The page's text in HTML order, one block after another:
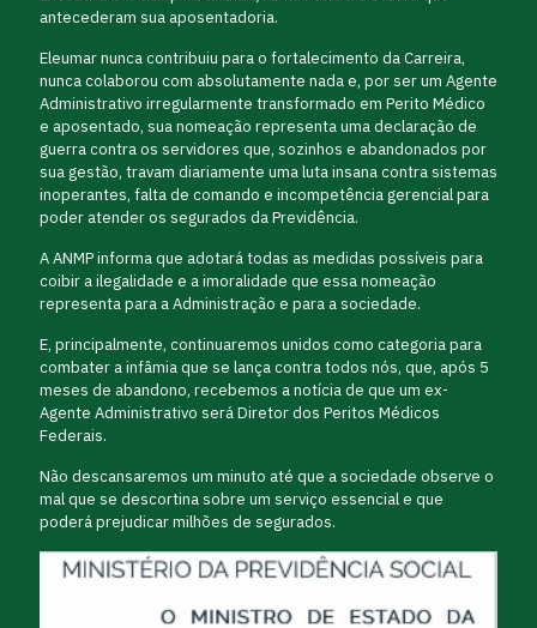
antecederam sua aposentadoria.
Eleumar nunca contribuiu para o fortalecimento da Carreira,
nunca colaborou com absolutamente nada e, por ser um Agente
Administrativo irregularmente transformado em Perito Médico
e aposentado, sua nomeação representa uma declaração de
guerra contra os servidores que, sozinhos e abandonados por
sua gestão, travam diariamente uma luta insana contra sistemas
inoperantes, falta de comando e incompetência gerencial para
poder atender os segurados da Previdência.
A ANMP informa que adotará todas as medidas possíveis para
coibir a ilegalidade e a imoralidade que essa nomeação
representa para a Administração e para a sociedade.
E, principalmente, continuaremos unidos como categoria para
combater a infâmia que se lança contra todos nós, que, após 5
meses de abandono, recebemos a notícia de que um ex-
Agente Administrativo será Diretor dos Peritos Médicos
Federais.
Não descansaremos um minuto até que a sociedade observe o
mal que se descortina sobre um serviço essencial e que
poderá prejudicar milhões de segurados.